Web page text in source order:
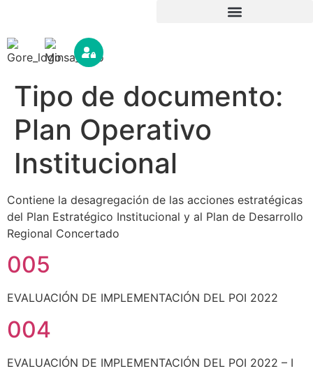
Tipo de documento:
Plan Operativo
Institucional
Contiene la desagregación de las acciones estratégicas
del Plan Estratégico Institucional y al Plan de Desarrollo
Regional Concertado
005
EVALUACIÓN DE IMPLEMENTACIÓN DEL POI 2022
004
EVALUACIÓN DE IMPLEMENTACIÓN DEL POI 2022 – I